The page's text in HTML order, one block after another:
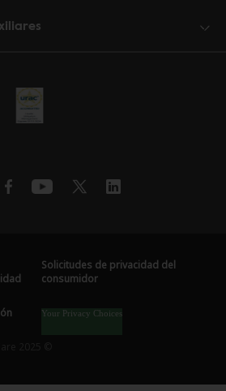
Solicitudes de privacidad del
consumidor
Your Privacy Choices